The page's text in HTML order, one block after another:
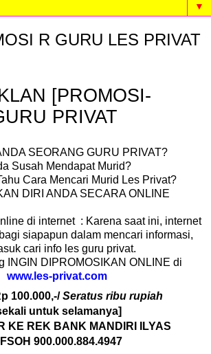
▼
R GURU LES PRIVAT
[PROMOSI-
PRIVAT
SEORANG GURU PRIVAT?
Susah Mendapat Murid?
Cara Mencari Murid Les Privat?
DIRI ANDA SECARA ONLINE
di internet : Karena saat ini, internet
siapapun dalam mencari informasi,
cari info les guru privat.
INGIN DIPROMOSIKAN ONLINE di
www.les-privat.com
100.000,-/Seratus ribu rupiah
untuk selamanya]
KE REK BANK MANDIRI ILYAS
900.000.884.4947